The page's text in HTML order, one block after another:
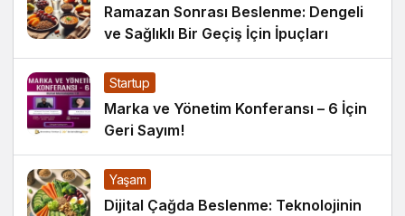
Ramazan Sonrası Beslenme: Dengeli
ve Sağlıklı Bir Geçiş İçin İpuçları
Startup
Marka ve Yönetim Konferansı – 6 İçin
Geri Sayım!
Yaşam
Dijital Çağda Beslenme: Teknolojinin